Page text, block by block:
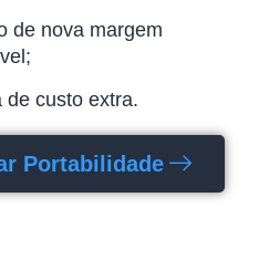
de nova margem
de custo extra.
Portabilidade